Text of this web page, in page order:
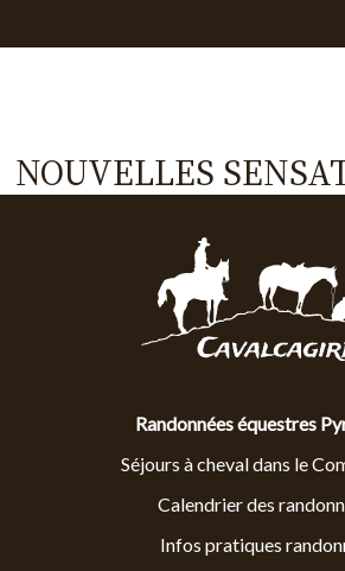
the
NOUVELLES
Randonnées équestres
Séjours à cheval dans le
Calendrier des
Infos pratiques